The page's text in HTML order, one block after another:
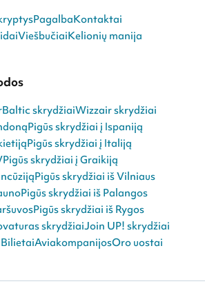
PagalbaKontaktai
ViešbučiaiKelionių manija
skrydžiaiWizzair skrydžiai
Pigūs skrydžiai į Ispaniją
Pigūs skrydžiai į Italiją
Pigūs skrydžiai į Graikiją
Pigūs skrydžiai iš Vilniaus
Pigūs skrydžiai iš Palangos
Pigūs skrydžiai iš Rygos
skrydžiaiJoin UP! skrydžiai
BilietaiAviakompanijosOro uostai